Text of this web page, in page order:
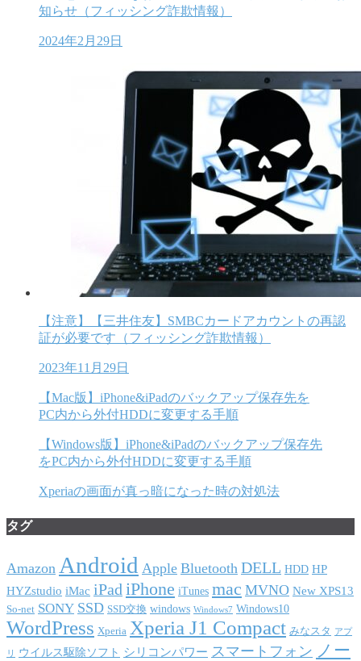
知らせ（フィッシング詐欺情報）
2024年2月29日
【注意】【三井住友】SMBCカードアカウントの再認
証が必要です（フィッシング詐欺情報）
2023年11月29日
【Mac版】iPhone&iPadのバックアップ保存先を
PC内から外付HDDに変更する手順
【Windows版】iPhone&iPadのバックアップ保存先
をPC内から外付HDDに変更する手順
Xperiaの画面が真っ暗になった時の対処法
タグ
Amazon Android Apple Bluetooth DELL HDD HP
HYZstudio iMac iPad iPhone iTunes mac MVNO New XPS13
So-net SONY SSD SSD交換 windows Windows7 Windows10
WordPress Xperia Xperia J1 Compact みなスタ アプ
リ ウイルス駆除ソフト シリコンパワー スマートフォン ノー